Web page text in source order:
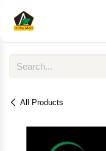
All Products